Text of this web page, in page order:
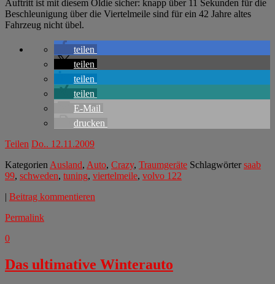
Auftritt ist mit diesem Oldie sicher: knapp über 11 Sekunden für die
Beschleunigung über die Viertelmeile sind für ein 42 Jahre altes
Fahrzeug nicht übel.
teilen
teilen
teilen
teilen
E-Mail
drucken
Teilen Do.. 12.11.2009
Kategorien Ausland, Auto, Crazy, Traumgeräte Schlagwörter saab
99, schweden, tuning, viertelmeile, volvo 122
| Beitrag kommentieren
Permalink
0
Das ultimative Winterauto